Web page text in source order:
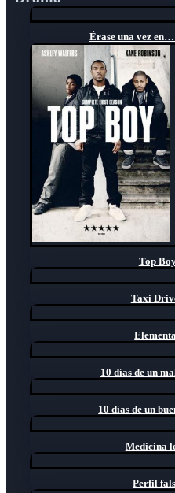
Érase una vez
Top
Taxi
10 días de un
10 días de un
Medicina
Perfil